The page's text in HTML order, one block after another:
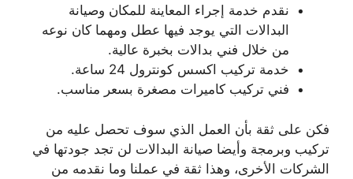
نقدم خدمة إجراء المعاينة للمكان وصيانة
البدالات التي يوجد فيها عطل ومهما كان نوعه
من خلال فني بدالات بخبرة عالية.
خدمة تركيب اكسس كونترول 24 ساعة.
فني تركيب كاميرات مصغرة بسعر مناسب.
فكن على ثقة بأن العمل الذي سوف تحصل عليه من
تركيب وبرمجة وأيضا صيانة البدالات لن تجد جودتها في
الشركات الأخرى، وهذا ثقة في عملنا وما نقدمه من